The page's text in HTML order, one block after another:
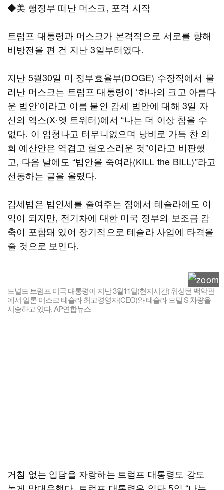
◆美 행정부 떠난 머스크, 포격 시작
트럼프 대통령과 머스크가 본격적으로 서로를 향해
비방전을 편 건 지난 3일부터였다.
지난 5월30일 미 정부효율부(DOGE) 수장직에서 물
러난 머스크는 트럼프 대통령이 ‘하나의 크고 아름다
운 법안’이라고 이름 붙인 감세 법안에 대해 3일 자
신의 엑스(X·옛 트위터)에서 “나는 더 이상 참을 수
없다. 이 엄청나고 터무니없으며 낭비로 가득 찬 의
회 예산안은 역겹고 혐오스러운 것”이라고 비판했
고, 다음 날에도 “법안을 죽여라(KILL the BILL)”라고
선동하는 글을 올렸다.
감세법은 법인세를 줄여주는 점에서 테슬라에도 이
익이 되지만, 전기차에 대한 미국 정부의 보조금 감
축이 포함돼 있어 장기적으로 테슬라 사업에 타격을
줄 것으로 보인다.
도널드 트럼프 미국 대통령이 지난 3월11일(현지시간) 워싱턴 백악관
에서 일론 머스크 테슬라 최고경영자(CEO)와 테슬라 모델 S 차량을
시승하고 있다. AP연합뉴스
거침 없는 입담을 자랑하는 트럼프 대통령도 강도